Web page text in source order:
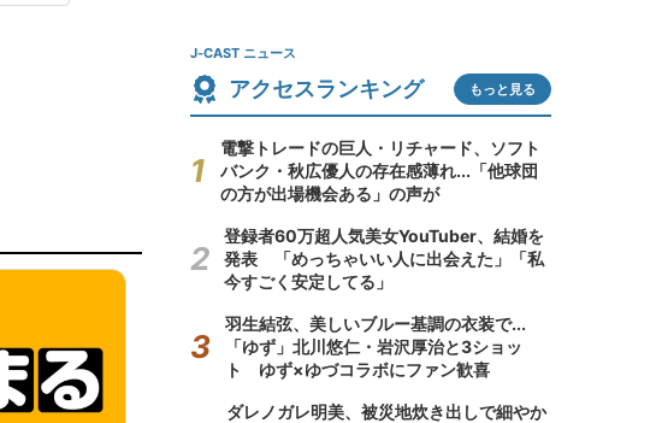
J-CAST ニュース
アクセスランキング もっと見る
電撃トレードの巨人・リチャード、ソフト
バンク・秋広優人の存在感薄れ...「他球団
の方が出場機会ある」の声が
登録者60万超人気美女YouTuber、結婚を
発表 「めっちゃいい人に出会えた」「私
今すごく安定してる」
羽生結弦、美しいブルー基調の衣装で...
「ゆず」北川悠仁・岩沢厚治と3ショッ
ト ゆず×ゆづコラボにファン歓喜
ダレノガレ明美、被災地炊き出しで細やか